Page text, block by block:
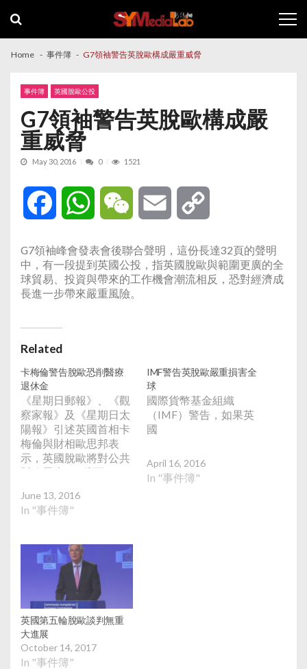
navigation
content
Home 事件簿 G7領袖警告英脫歐構成嚴重威脅
事件簿 英國脫歐公投
G7領袖警告英脫歐構成嚴
重威脅
May 30, 2016 0 1521
Facebook WhatsAppWeChat Email
G7領袖峰會發表會後聯合聲明，這份長達32頁的聲明
中，有一段提到英國公投，指英國脫歐與範圍更廣的全
球貿易、投資與帶來的工作機會潮流相反，恐對經濟成
長進一步帶來嚴重風險。
Related
卡梅倫警告脫歐恐削醫療
退休金
《星期日郵報》、《觀
察家報》及《星期日太
陽報》引述英國首相卡
梅倫與財相歐思邦表
示，英國脫歐將對公共
財政帶來200億至400
而來必然是緊縮政策，
而且醫療開支亦將受
盟，經濟將會嚴重受
損，導致公共財政出現
黑洞，養老金和公立國
民健康服務（NHS）可
能面臨削減，民眾免費
收看電視和乘坐巴士都
可能受影響。歐思邦則
指，脫歐的英國將變
小，軍隊規模亦得縮
June 13, 2016
In "事件簿"
IMF警告英脫歐嚴重損害全
球
國際貨幣基金組織
（IMF）警告，如果英
國
April 16, 2016
In "事件簿"
英國第五輪脫歐談判無重
大進展
October 14, 2017
In "事件簿"